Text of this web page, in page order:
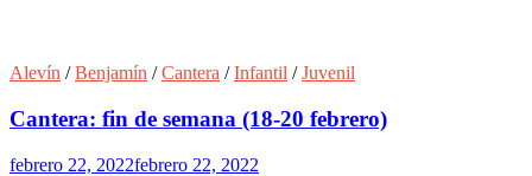
Alevín /Benjamín /Cantera /Infantil /Juvenil
Cantera: fin de semana (18-20 febrero)
febrero 22, 2022febrero 22, 2022